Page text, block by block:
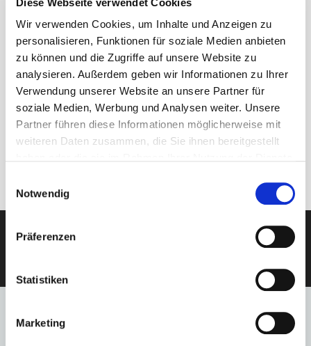
Wir verwenden Cookies, um Inhalte und Anzeigen zu
personalisieren, Funktionen für soziale Medien anbieten
zu können und die Zugriffe auf unsere Website zu
analysieren. Außerdem geben wir Informationen zu Ihrer
Verwendung unserer Website an unsere Partner für
soziale Medien, Werbung und Analysen weiter. Unsere
Partner führen diese Informationen möglicherweise mit
weiteren Daten zusammen, die Sie ihnen bereitgestellt
Notwendig
Präferenzen
Statistiken
Marketing
Big White
Silver Star
Red Mountain - Rossland
Whitewater - Nelson/BC
Castle Mountain